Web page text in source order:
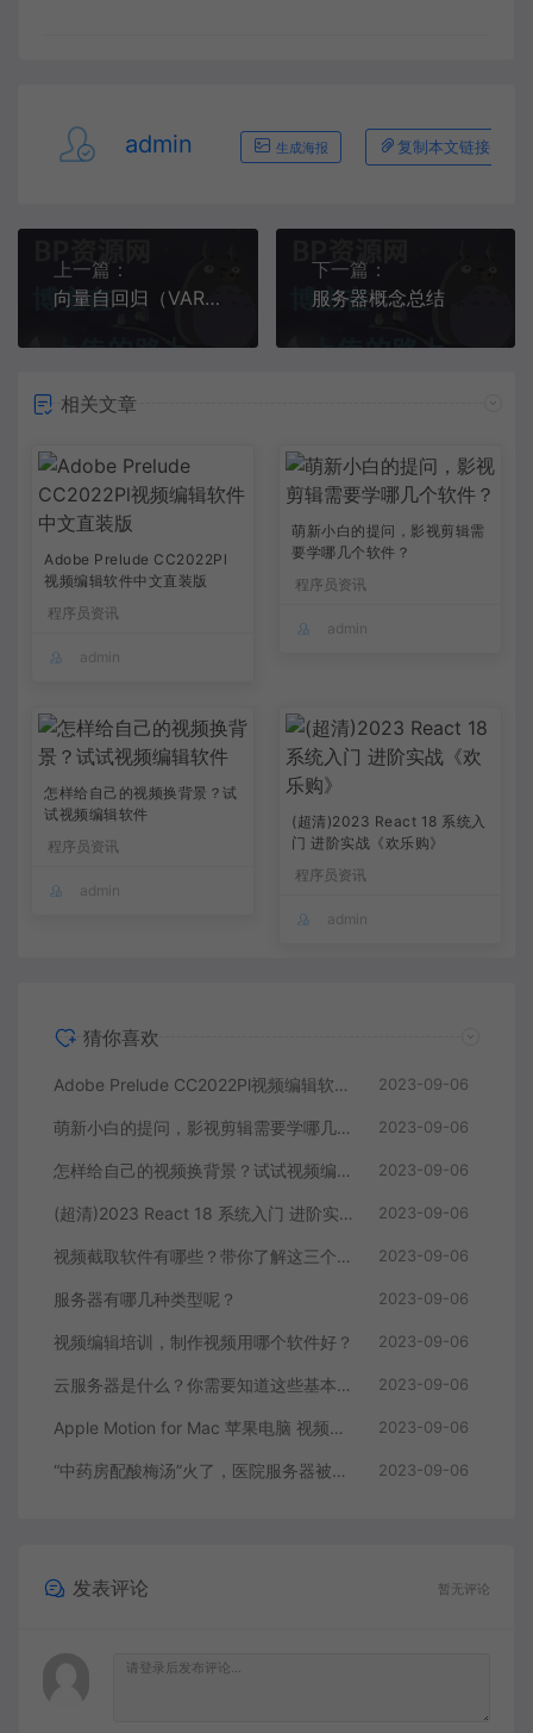
admin 生成海报 复制本文链接
上一篇：
向量自回归（VAR）介绍（一）
下一篇：
服务器概念总结
相关文章
Adobe Prelude CC2022Pl
视频编辑软件中文直装版
程序员资讯
admin
萌新小白的提问，影视剪辑需
要学哪几个软件？
程序员资讯
admin
怎样给自己的视频换背景？试
试视频编辑软件
程序员资讯
admin
(超清)2023 React 18 系统入
门 进阶实战《欢乐购》
程序员资讯
admin
猜你喜欢
Adobe Prelude CC2022Pl视频编辑软件中文直装版 2023-09-06
萌新小白的提问，影视剪辑需要学哪几个软件？ 2023-09-06
怎样给自己的视频换背景？试试视频编辑软件 2023-09-06
(超清)2023 React 18 系统入门 进阶实战《欢乐购》 2023-09-06
视频截取软件有哪些？带你了解这三个视频编辑软件 2023-09-06
服务器有哪几种类型呢？ 2023-09-06
视频编辑培训，制作视频用哪个软件好？ 2023-09-06
云服务器是什么？你需要知道这些基本知识 2023-09-06
Apple Motion for Mac 苹果电脑 视频编辑软件 2023-09-06
“中药房配酸梅汤”火了，医院服务器被挤爆，网友：更适合中国宝宝体质 2023-09-06
发表评论 暂无评论